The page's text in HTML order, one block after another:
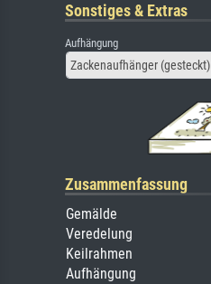
Sonstiges & Extras
Aufhängung
Zackenaufhänger (gesteckt)
Zusammenfassung
Gemälde
Veredelung
Keilrahmen
Aufhängung